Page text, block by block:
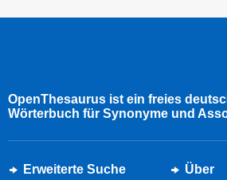
OpenThesaurus ist ein freies
Wörterbuch für Synonyme und
Erweiterte Suche Über